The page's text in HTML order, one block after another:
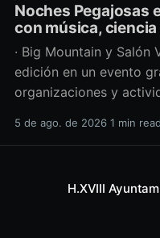
Noches Pegajosas
con música,
· Big Mountain y Salón
edición en un evento
organizaciones y
divulgación científica y
5 de ago. de 2026 1 min read
H.XVIII